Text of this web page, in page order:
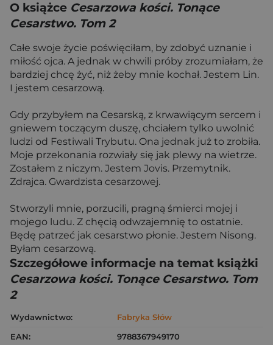
O książce Cesarzowa kości. Tonące
Cesarstwo. Tom 2
Całe swoje życie poświęciłam, by zdobyć uznanie i
miłość ojca. A jednak w chwili próby zrozumiałam, że
bardziej chcę żyć, niż żeby mnie kochał. Jestem Lin.
I jestem cesarzową.
Gdy przybyłem na Cesarską, z krwawiącym sercem i
gniewem toczącym duszę, chciałem tylko uwolnić
ludzi od Festiwali Trybutu. Ona jednak już to zrobiła.
Moje przekonania rozwiały się jak plewy na wietrze.
Zostałem z niczym. Jestem Jovis. Przemytnik.
Zdrajca. Gwardzista cesarzowej.
Stworzyli mnie, porzucili, pragną śmierci mojej i
mojego ludu. Z chęcią odwzajemnię to ostatnie.
Będę patrzeć jak cesarstwo płonie. Jestem Nisong.
Byłam cesarzową.
Szczegółowe informacje na temat książki
Cesarzowa kości. Tonące Cesarstwo. Tom
2
Wydawnictwo:
Fabryka Słów
EAN:
9788367949170